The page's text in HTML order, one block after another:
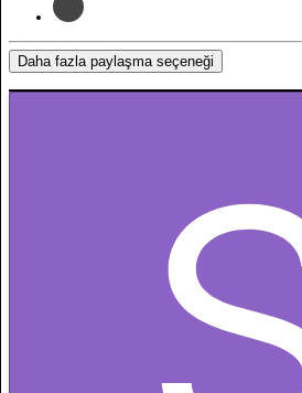
Daha fazla paylaşma seçeneği